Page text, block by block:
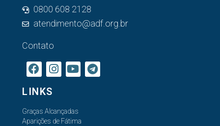
0800 608 2128
atendimento@adf.org.br
Contato
LINKS
Graças Alcançadas
Aparições de Fátima